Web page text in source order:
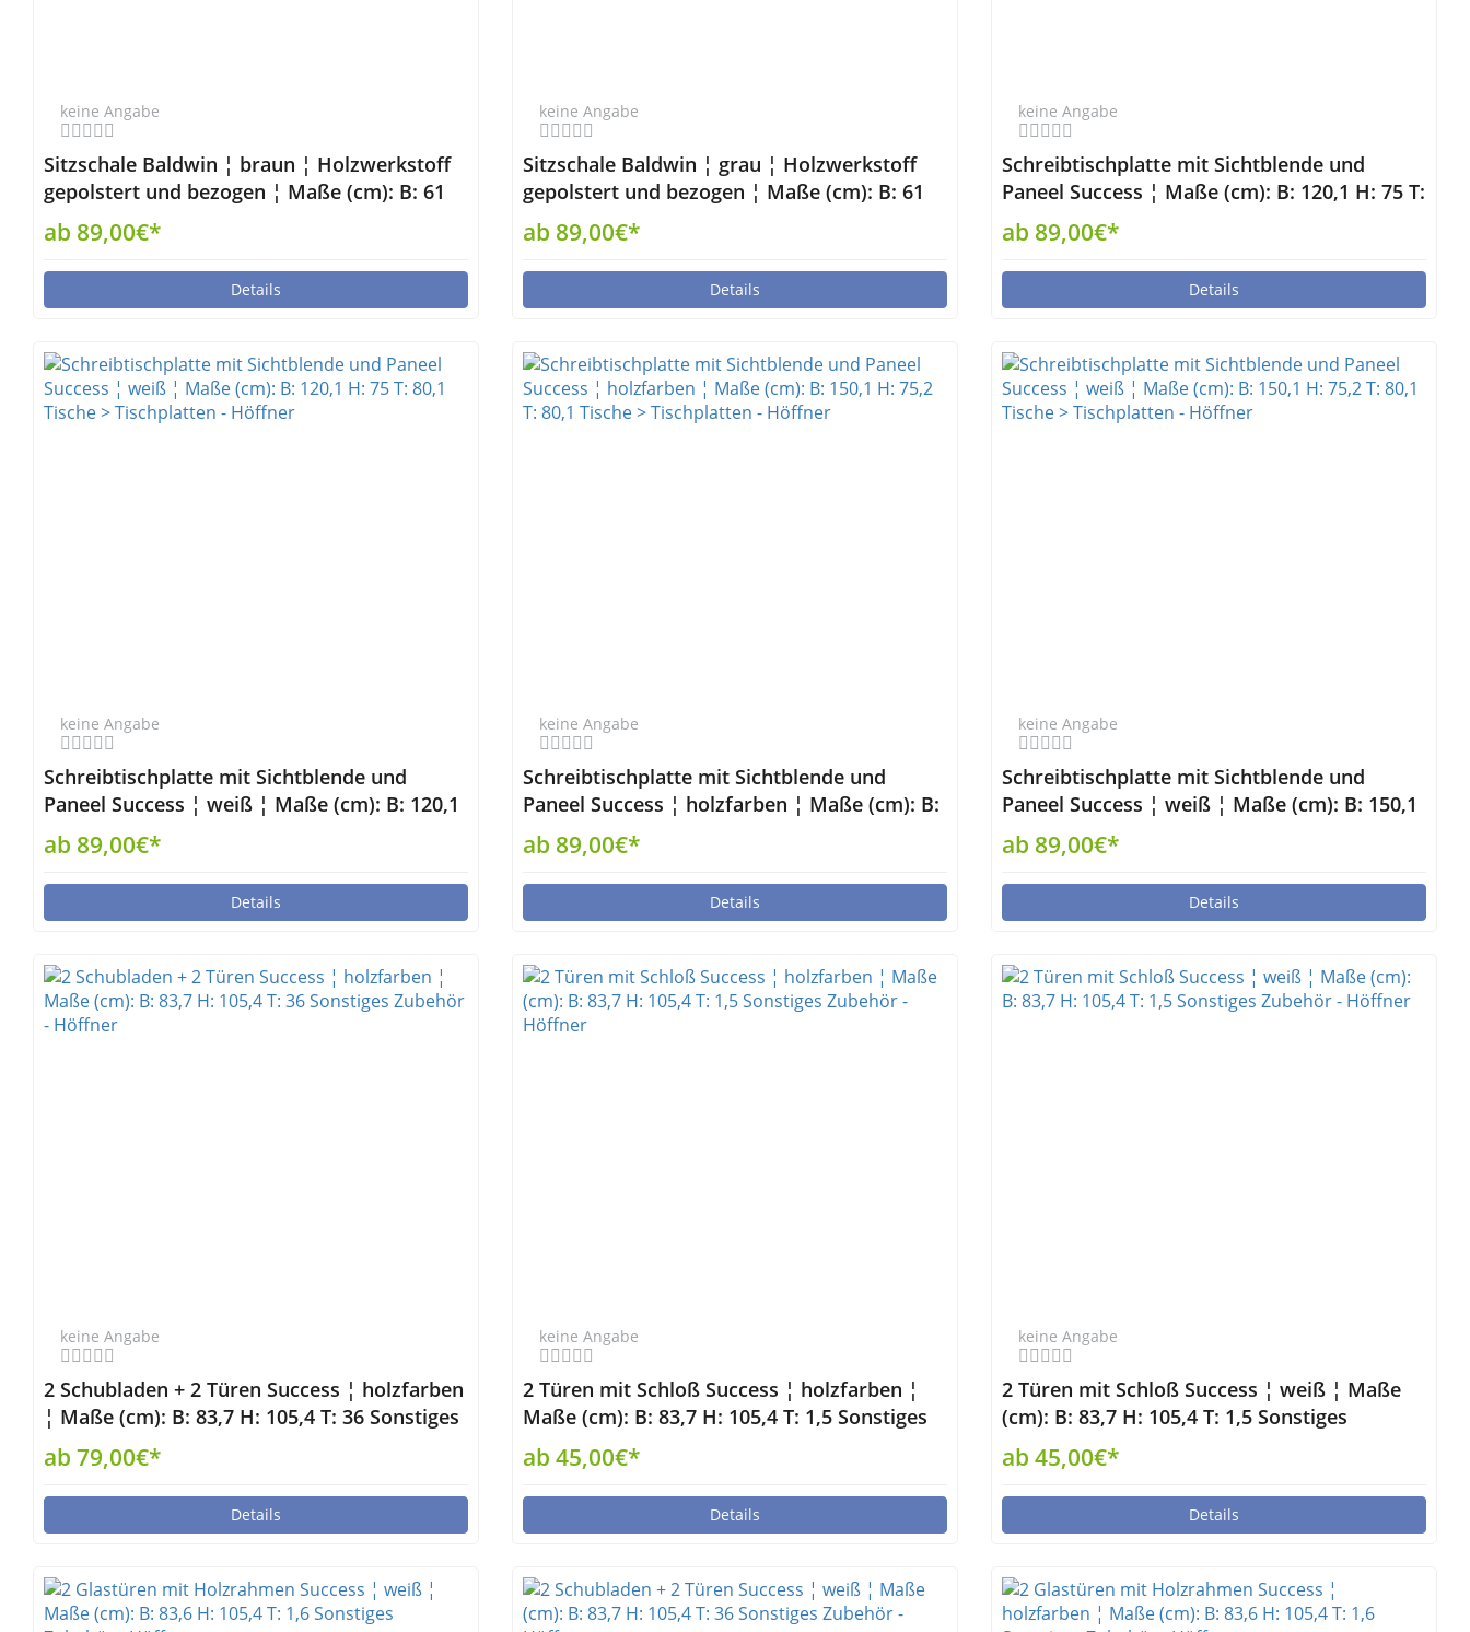
keine Angabe
Sitzschale Baldwin ¦ braun ¦ Holzwerkstoff
gepolstert und bezogen ¦ Maße (cm): B: 61
H: 47 T: 63 Sonstiges Zubehör - Höffner
ab 89,00€*
Details
keine Angabe
Sitzschale Baldwin ¦ grau ¦ Holzwerkstoff
gepolstert und bezogen ¦ Maße (cm): B: 61
H: 47 T: 63 Sonstiges Zubehör - Höffner
ab 89,00€*
Details
keine Angabe
Schreibtischplatte mit Sichtblende und
Paneel Success ¦ Maße (cm): B: 120,1 H: 75 T:
80,1 Tische > Tischplatten - Höffner
ab 89,00€*
Details
keine Angabe
Schreibtischplatte mit Sichtblende und
Paneel Success ¦ weiß ¦ Maße (cm): B: 120,1
H: 75 T: 80,1 Tische > Tischplatten - Höffner
ab 89,00€*
Details
keine Angabe
Schreibtischplatte mit Sichtblende und
Paneel Success ¦ holzfarben ¦ Maße (cm): B:
150,1 H: 75,2 T: 80,1 Tische > Tischplatten -
Höffner
ab 89,00€*
Details
keine Angabe
Schreibtischplatte mit Sichtblende und
Paneel Success ¦ weiß ¦ Maße (cm): B: 150,1
H: 75,2 T: 80,1 Tische > Tischplatten - Höffner
ab 89,00€*
Details
keine Angabe
2 Schubladen + 2 Türen Success ¦ holzfarben
¦ Maße (cm): B: 83,7 H: 105,4 T: 36 Sonstiges
Zubehör - Höffner
ab 79,00€*
Details
keine Angabe
2 Türen mit Schloß Success ¦ holzfarben ¦
Maße (cm): B: 83,7 H: 105,4 T: 1,5 Sonstiges
Zubehör - Höffner
ab 45,00€*
Details
keine Angabe
2 Türen mit Schloß Success ¦ weiß ¦ Maße
(cm): B: 83,7 H: 105,4 T: 1,5 Sonstiges
Zubehör - Höffner
ab 45,00€*
Details